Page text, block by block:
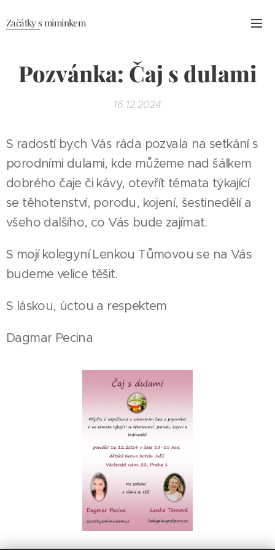
Začátky s miminkem
Pozvánka: Čaj s dulami
16.12.2024
S radostí bych Vás ráda pozvala na setkání s
porodními dulami, kde můžeme nad šálkem
dobrého čaje či kávy, otevřít témata týkající
se těhotenství, porodu, kojení, šestinedělí a
všeho dalšího, co Vás bude zajímat.
S mojí kolegyní Lenkou Tůmovou se na Vás
budeme velice těšit.
S láskou, úctou a respektem
Dagmar Pecina